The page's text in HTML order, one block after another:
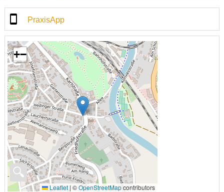
PraxisApp
🔍
+−
Leaflet | ©OpenStreetMapcontributors